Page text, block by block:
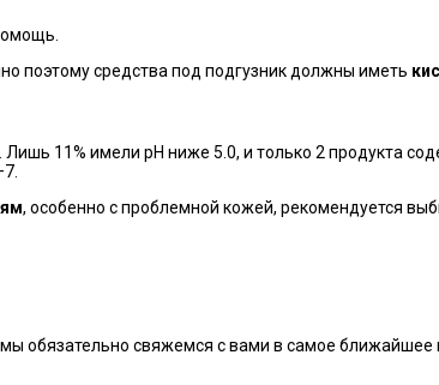
поэтому средства под подгузник должны иметь
11% имели pH ниже 5.0, и только 2 продукта
, особенно с проблемной кожей, рекомендуется
обязательно свяжемся с вами в самое ближайшее